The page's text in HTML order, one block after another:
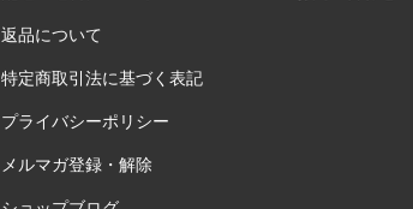
返品について
特定商取引法に基づく表記
プライバシーポリシー
メルマガ登録・解除